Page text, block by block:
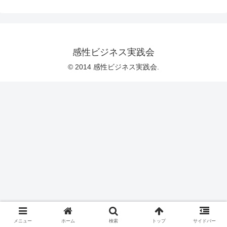
感性ビジネス実践会
© 2014 感性ビジネス実践会.
メニュー ホーム 検索 トップ サイドバー